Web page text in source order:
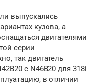
выпускались
кузова, а
двигателями
серии
так двигатель
c N46B20 для 318i
в отличии